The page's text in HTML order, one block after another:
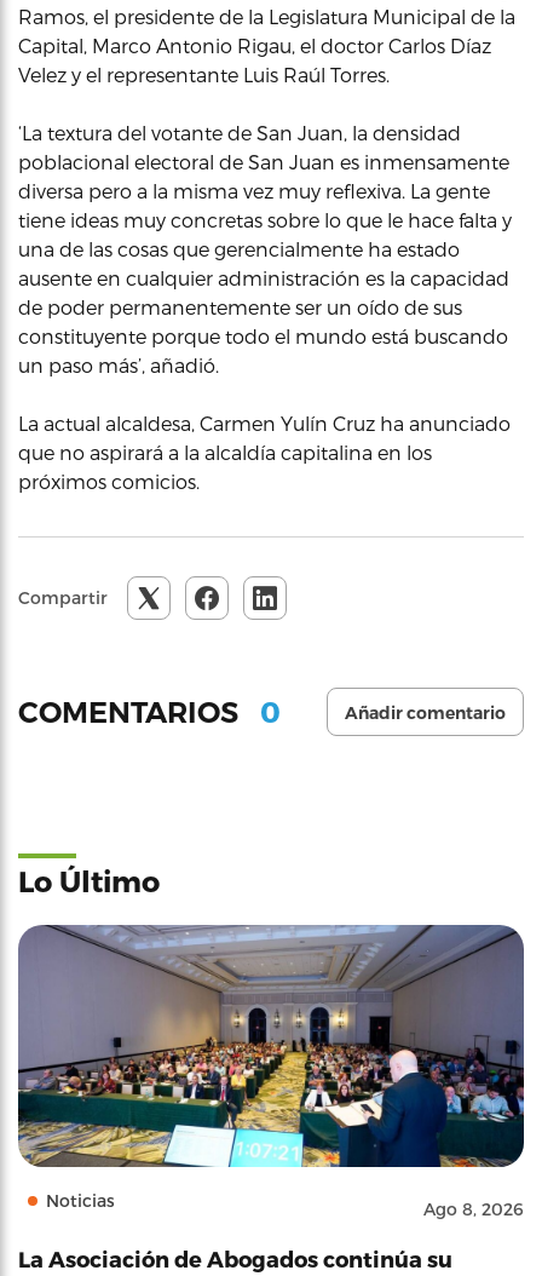
Ramos, el presidente de la Legislatura Municipal de la
Capital, Marco Antonio Rigau, el doctor Carlos Díaz
Velez y el representante Luis Raúl Torres.
‘La textura del votante de San Juan, la densidad
poblacional electoral de San Juan es inmensamente
diversa pero a la misma vez muy reflexiva. La gente
tiene ideas muy concretas sobre lo que le hace falta y
una de las cosas que gerencialmente ha estado
ausente en cualquier administración es la capacidad
de poder permanentemente ser un oído de sus
constituyente porque todo el mundo está buscando
un paso más’, añadió.
La actual alcaldesa, Carmen Yulín Cruz ha anunciado
que no aspirará a la alcaldía capitalina en los
próximos comicios.
Compartir
COMENTARIOS 0 Añadir comentario
Lo Último
Noticias Ago 8, 2026
La Asociación de Abogados continúa su